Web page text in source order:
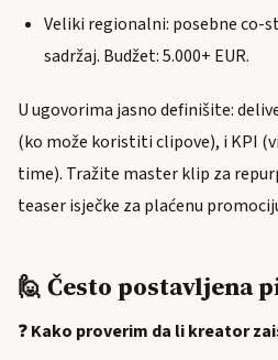
Veliki regionalni: posebne co-
sadržaj. Budžet: 5.000+ EUR.
U ugovorima jasno definišite:
(ko može koristiti clipove), i KPI
time). Tražite master klip za
teaser isječke za plaćenu
🙋 Često postavljena
❓Kako proverim da li kreator